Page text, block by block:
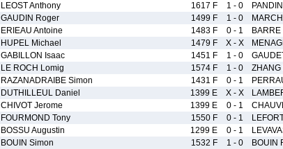
LEOST Anthony 1617 F 1 - 0
GAUDIN Roger 1499 F 1 - 0
ERIEAU Antoine 1483 F 0 - 1
HUPEL Michael 1479 F X - X
GABILLON Isaac 1451 F 1 - 0
LE ROCH Lomig 1574 F 1 - 0 ZHANG
RAZANADRAIBE Simon 1431 F 0 - 1
DUTHILLEUL Daniel 1399 E X - X
CHIVOT Jerome 1399 E 0 - 1
FOURMOND Tony 1550 F 0 - 1
BOSSU Augustin 1299 E 0 - 1
BOUIN Simon 1532 F 1 - 0 BOUIN